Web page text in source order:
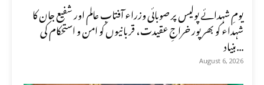
یومِ شہدائے پولیس پر صوبائی وزراء آفتاب عالم اور شفیع جان کا
شہداء کو بھرپور خراجِ عقیدت، قربانیوں کو امن و استحکام کی
بنیاد...
August 6, 2026